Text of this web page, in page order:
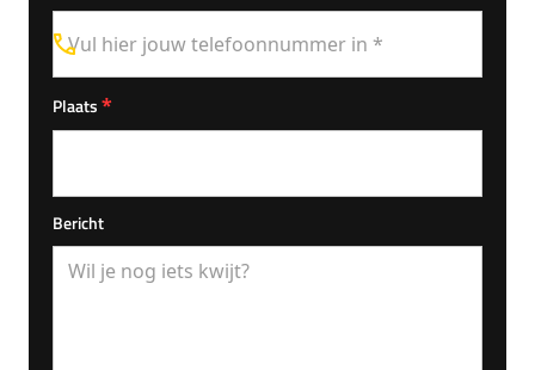
Plaats*
Bericht